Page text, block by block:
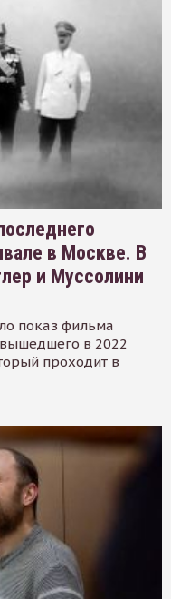
в Москве. В
и Муссолини
показ фильма
в 2022
проходит в